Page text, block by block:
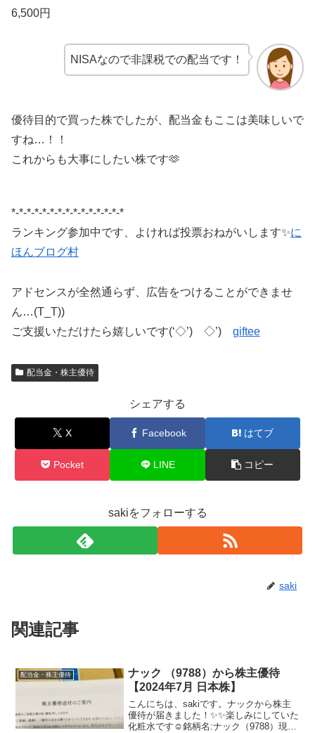
6,500円
NISAなので非課税での配当です！
優待目的で買った株でしたが、配当金もここは美味しいで
すね…！！
これからも大事にしたい株です🫶
*-*-*-*-*-*-*-*-*-*-*-*-*-*-*
ランキング参加中です、よければ投票おねがいします✨に
ほんブログ村
アドセンスが全然通らず、広告をつけることができませ
ん…(T_T))
ご支援いただけたら嬉しいです(‘◇’)ゞ◇’)ゞ giftee
配当金・株主優待
シェアする
X Facebook はてブ
Pocket LINE コピー
sakiをフォローする
saki
関連記事
配当金・株主優待
ナック （9788）から株主優待
【2024年7月 日本株】
こんにちは、sakiです。ナックから株主
優待が届きました！✨✨楽しみにしていた
化粧水です☺️銘柄名:ナック（9788）現在